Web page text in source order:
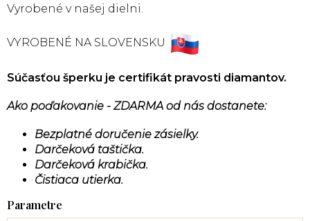
Vyrobené v našej dielni.
VYROBENÉ NA SLOVENSKU
Súčasťou šperku je certifikát pravosti diamantov.
Ako poďakovanie - ZDARMA od nás dostanete:
Bezplatné doručenie zásielky.
Darčeková taštička.
Darčeková krabička.
Čistiaca utierka.